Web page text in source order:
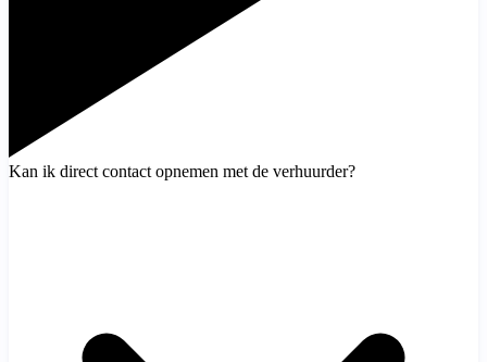
Kan ik direct contact opnemen met de verhuurder?